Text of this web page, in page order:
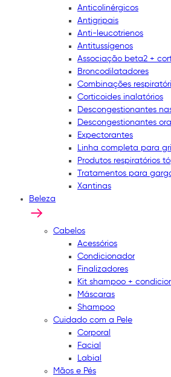
Anticolinérgicos
Antigripais
Anti-leucotrienos
Antitussígenos
Associação beta2 +
Broncodilatadores
Combinações
Corticoides inalatórios
Descongestionantes
Descongestionantes
Expectorantes
Linha completa para
Produtos respiratórios
Tratamentos para
Xantinas
Beleza
Cabelos
Acessórios
Condicionador
Finalizadores
Kit shampoo +
Máscaras
Shampoo
Cuidado com a Pele
Corporal
Facial
Labial
Mãos e Pés